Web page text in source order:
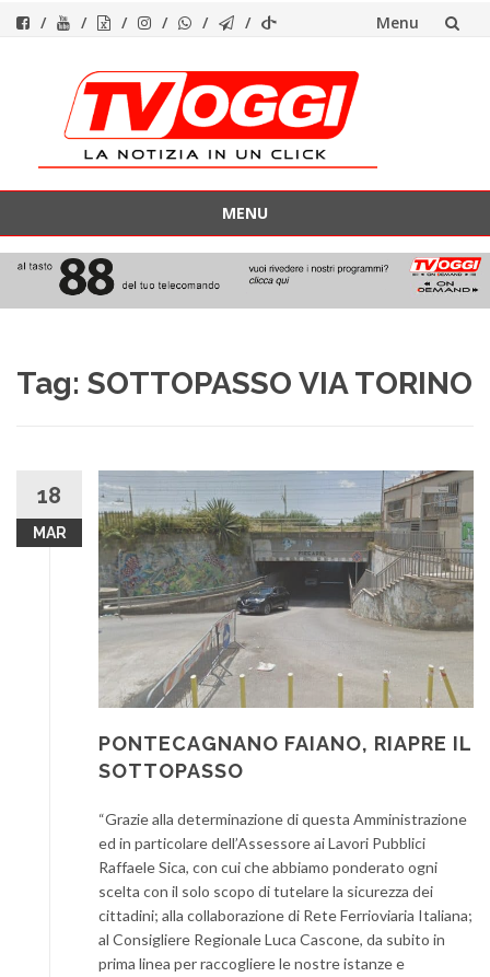
Menu
contenuto
MENU
contenuto
Tag: SOTTOPASSO VIA TORINO
18
MAR
PONTECAGNANO FAIANO, RIAPRE IL
SOTTOPASSO
“Grazie alla determinazione di questa Amministrazione
ed in particolare dell’Assessore ai Lavori Pubblici
Raffaele Sica, con cui che abbiamo ponderato ogni
scelta con il solo scopo di tutelare la sicurezza dei
cittadini; alla collaborazione di Rete Ferrioviaria Italiana;
al Consigliere Regionale Luca Cascone, da subito in
prima linea per raccogliere le nostre istanze e